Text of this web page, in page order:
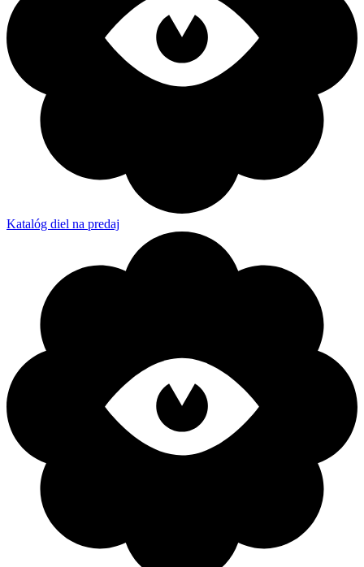
Katalóg diel na predaj